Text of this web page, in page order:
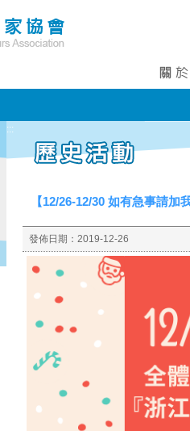
:::
【12/26-12/30 如有急事請加
發佈日期： 2019-12-26